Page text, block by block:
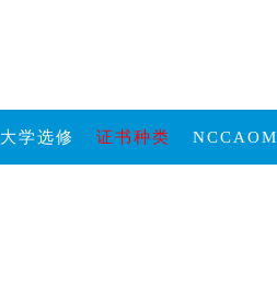
大学选修 证书种类 NCCAOM